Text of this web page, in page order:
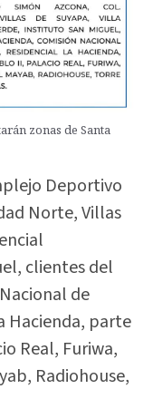
zonas de Santa
Deportivo
Norte, Villas
clientes del
de
Hacienda, parte
Real, Furiwa,
Radiohouse,